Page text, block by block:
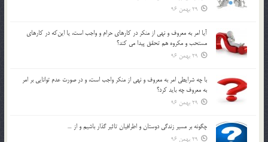
29 بهمن 96
آيا امر به معروف و نهي از منكر در كارهاي حرام و واجب است، يا اين‌كه در كارهاي
مستحب و مكروه هم تحقق پيدا مي كند؟
29 بهمن 96
با چه شرايطي امر به معروف و نهي از منکر واجب است، و در صورت عدم توانايي بر امر
به معروف چه بايد کرد؟
29 بهمن 96
چگونه بر مسير زندگي دوستان و اطرافيان تاثير گذار باشيم و از …
29 بهمن 96